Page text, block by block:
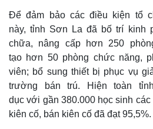
Để đảm bảo các điều kiện tổ
này, tỉnh Sơn La đã bố trí kinh
chữa, nâng cấp hơn 250
tạo hơn 50 phòng chức năng,
viên; bổ sung thiết bị phục vụ
trường bán trú. Hiện toàn
dục với gần 380.000 học sinh
kiên cố, bán kiên cố đã đạt 95,5%.